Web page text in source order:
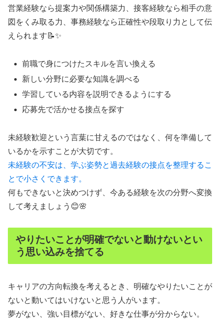
営業経験なら提案力や関係構築力、接客経験なら相手の意
図をくみ取る力、事務経験なら正確性や段取り力として伝
えられます📝✨
前職で身につけたスキルを言い換える
新しい分野に必要な知識を調べる
学習している内容を説明できるようにする
応募先で活かせる接点を探す
未経験歓迎という言葉に甘えるのではなく、何を準備して
いるかを示すことが大切です。
未経験の不安は、学ぶ姿勢と過去経験の接点を整理するこ
とで小さくできます。
何もできないと決めつけず、今ある経験を次の分野へ変換
して考えましょう😊🌸
やりたいことが明確でないと動けないとい
う思い込みを捨てる
キャリアの方向転換を考えるとき、明確なやりたいことが
ないと動いてはいけないと思う人がいます。
夢がない、強い目標がない、好きな仕事が分からない。